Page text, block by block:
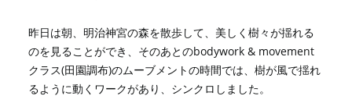
昨日は朝、明治神宮の森を散歩して、美しく樹々が揺れる
のを見ることができ、そのあとのbodywork & movement
クラス(田園調布)のムーブメントの時間では、樹が風で揺れ
るように動くワークがあり、シンクロしました。